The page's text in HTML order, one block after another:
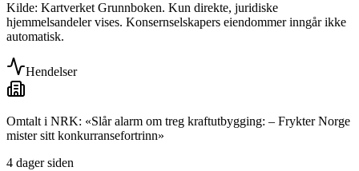
Kilde: Kartverket Grunnboken. Kun direkte, juridiske
hjemmelsandeler vises. Konsernselskapers eiendommer inngår ikke
automatisk.
Hendelser
Omtalt i NRK: «Slår alarm om treg kraftutbygging: – Frykter Norge
mister sitt konkurransefortrinn»
4 dager siden